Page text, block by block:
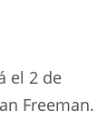
el 2 de
Freeman.